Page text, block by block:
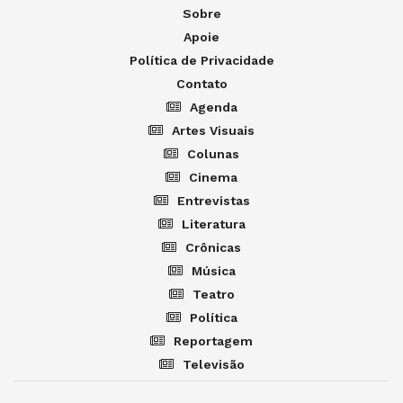
Sobre
Apoie
Política de Privacidade
Contato
Agenda
Artes Visuais
Colunas
Cinema
Entrevistas
Literatura
Crônicas
Música
Teatro
Política
Reportagem
Televisão